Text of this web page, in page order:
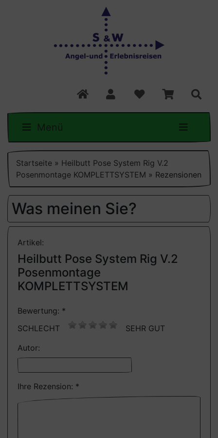
Menü
Startseite » Heilbutt Pose System Rig V.2
Posenmontage KOMPLETTSYSTEM » Rezensionen
Was meinen Sie?
Artikel:
Heilbutt Pose System Rig V.2
Posenmontage
KOMPLETTSYSTEM
Bewertung: *
SCHLECHT
SEHR GUT
Autor:
Ihre Rezension: *